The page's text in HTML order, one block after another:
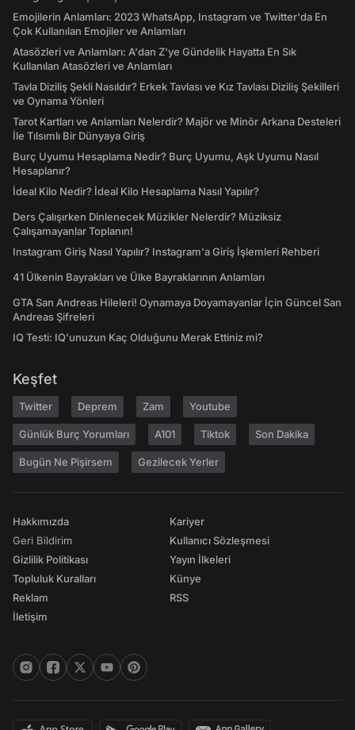
Emojilerin Anlamları: 2023 WhatsApp, Instagram ve Twitter'da En
Çok Kullanılan Emojiler ve Anlamları
Atasözleri ve Anlamları: A'dan Z'ye Gündelik Hayatta En Sık
Kullanılan Atasözleri ve Anlamları
Tavla Diziliş Şekli Nasıldır? Erkek Tavlası ve Kız Tavlası Diziliş Şekilleri
ve Oynama Yönleri
Tarot Kartları ve Anlamları Nelerdir? Majör ve Minör Arkana Desteleri
İle Tılsımlı Bir Dünyaya Giriş
Burç Uyumu Hesaplama Nedir? Burç Uyumu, Aşk Uyumu Nasıl
Hesaplanır?
İdeal Kilo Nedir? İdeal Kilo Hesaplama Nasıl Yapılır?
Ders Çalışırken Dinlenecek Müzikler Nelerdir? Müziksiz
Çalışamayanlar Toplanın!
Instagram Giriş Nasıl Yapılır? Instagram'a Giriş İşlemleri Rehberi
41 Ülkenin Bayrakları ve Ülke Bayraklarının Anlamları
GTA San Andreas Hileleri! Oynamaya Doyamayanlar İçin Güncel San
Andreas Şifreleri
IQ Testi: IQ'unuzun Kaç Olduğunu Merak Ettiniz mi?
Keşfet
Twitter Deprem Zam Youtube
Günlük Burç Yorumları A101 Tiktok Son Dakika
Bugün Ne Pişirsem Gezilecek Yerler
Hakkımızda
Geri Bildirim
Gizlilik Politikası
Topluluk Kuralları
Reklam
İletişim
Kariyer
Kullanıcı Sözleşmesi
Yayın İlkeleri
Künye
RSS